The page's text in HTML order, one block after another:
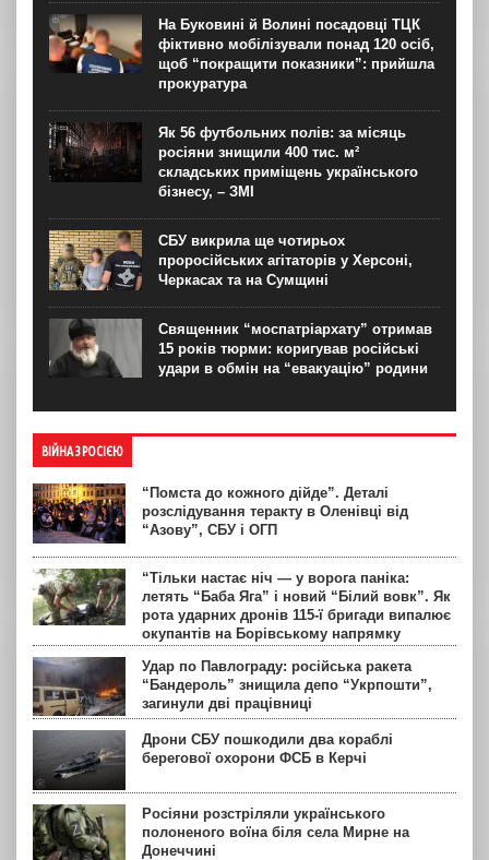
На Буковині й Волині посадовці ТЦК
фіктивно мобілізували понад 120 осіб,
щоб “покращити показники”: прийшла
прокуратура
Як 56 футбольних полів: за місяць
росіяни знищили 400 тис. м²
складських приміщень українського
бізнесу, – ЗМІ
СБУ викрила ще чотирьох
проросійських агітаторів у Херсоні,
Черкасах та на Сумщині
Священник “моспатріархату” отримав
15 років тюрми: коригував російські
удари в обмін на “евакуацію” родини
ВІЙНА З РОСІЄЮ
“Помста до кожного дійде”. Деталі
розслідування теракту в Оленівці від
“Азову”, СБУ і ОГП
“Тільки настає ніч — у ворога паніка:
летять “Баба Яга” і новий “Білий вовк”. Як
рота ударних дронів 115-ї бригади випалює
окупантів на Борівському напрямку
Удар по Павлограду: російська ракета
“Бандероль” знищила депо “Укрпошти”,
загинули дві працівниці
Дрони СБУ пошкодили два кораблі
берегової охорони ФСБ в Керчі
Росіяни розстріляли українського
полоненого воїна біля села Мирне на
Донеччині